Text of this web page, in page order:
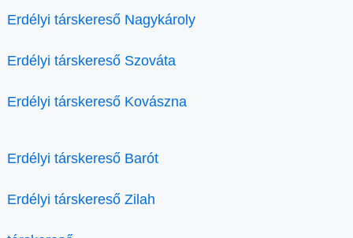
Erdélyi társkereső Nagykároly
Erdélyi társkereső Szováta
Erdélyi társkereső Kovászna
Erdélyi társkereső Barót
Erdélyi társkereső Zilah